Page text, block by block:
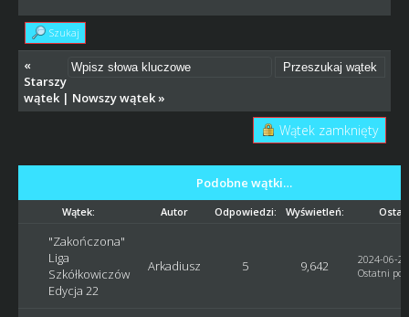
Szukaj
«
Starszy
wątek| Nowszy wątek»
Wątek zamknięty
Podobne wątki…
Wątek: Autor Odpowiedzi: Wyświetleń:
"Zakończona"
Liga
Szkółkowiczów
Edycja 22
Arkadiusz 5 9,642
2024-06-
Ostatni